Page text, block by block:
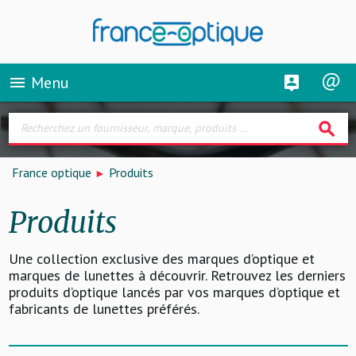
menu Menu
search
France optique Produits
Produits
Une collection exclusive des marques d’optique et
marques de lunettes à découvrir. Retrouvez les derniers
produits d’optique lancés par vos marques d’optique et
fabricants de lunettes préférés.